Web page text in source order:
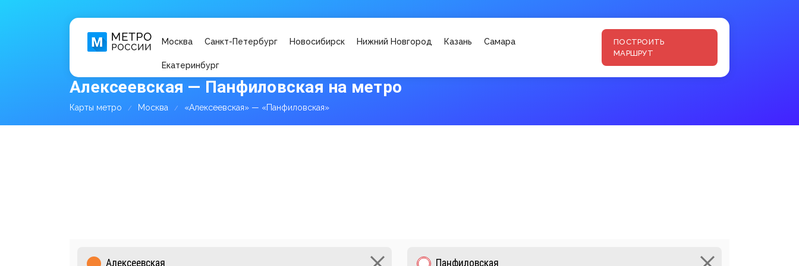
Москва Санкт-Петербург Новосибирск Нижний Новгород Казань Самара
Екатеринбург
ПОСТРОИТЬ
МАРШРУТ
Алексеевская — Панфиловская на метро
Карты метро Москва «Алексеевская» — «Панфиловская»